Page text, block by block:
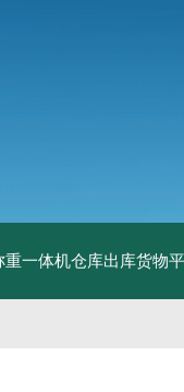
一体机仓库出库货物